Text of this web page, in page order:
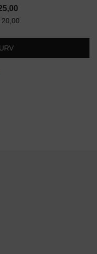
aktuelle
kr. 25,00.
20,00